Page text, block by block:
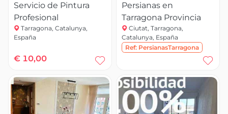
Servicio de Pintura
Profesional
Tarragona, Catalunya,
España
€ 10,00
Persianas en
Tarragona Provincia
Ciutat, Tarragona,
Catalunya, España
Ref: PersianasTarragona